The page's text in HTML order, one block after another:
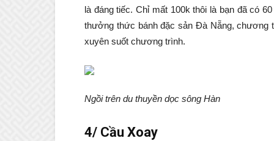
là đáng tiếc. Chỉ mất 100k thôi là bạn đã có
thưởng thức bánh đặc sản Đà Nẵng, chương
xuyên suốt chương trình.
Ngồi trên du thuyền dọc sông Hàn
4/ Cầu Xoay